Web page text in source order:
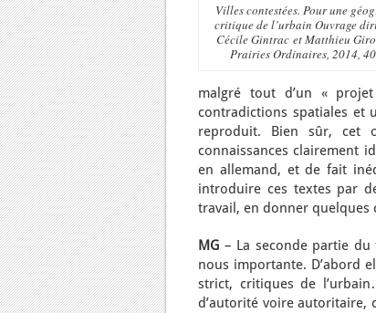
Villes contestées. Pour une
critique de l’urbain Ouvrage
Cécile Gintrac et Matthieu
Prairies Ordinaires, 2014,
malgré tout d’un «
contradictions spatiales et
reproduit. Bien sûr, cet
connaissances clairement
en allemand, et de fait
introduire ces textes par
travail, en donner quelques
MG – La seconde partie
nous importante. D’abord
strict, critiques de
d’autorité voire autoritaire,